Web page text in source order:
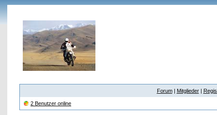
Forum| Mitglieder|
2 Benutzer online